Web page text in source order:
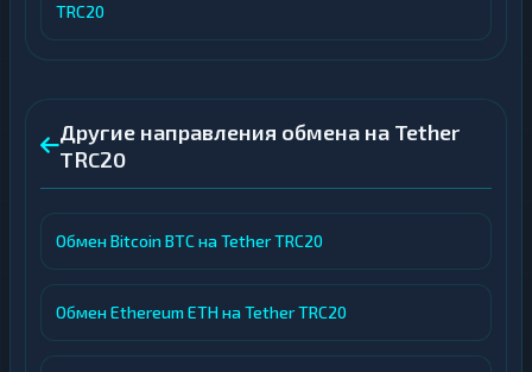
TRC20
Другие направления обмена на Tether
TRC20
Обмен Bitcoin BTC на Tether TRC20
Обмен Ethereum ETH на Tether TRC20